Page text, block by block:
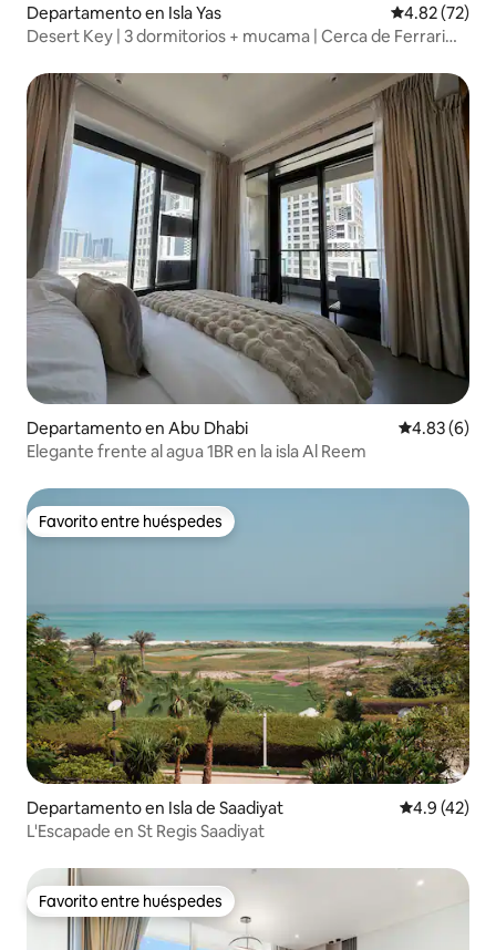
Departamento en Isla Yas Calificación
4.82 (72)
Desert Key | 3 dormitorios + mucama | Cerca de Ferrari
Departamento en Abu Dhabi Calificación
4.83 (6)
Elegante frente al agua 1BR en la isla Al Reem
Favorito entre huéspedes
Favorito entre huéspedes
Departamento en Isla de Saadiyat Calificación
4.9 (42)
L'Escapade en St Regis Saadiyat
Favorito entre huéspedes
Favorito entre huéspedes